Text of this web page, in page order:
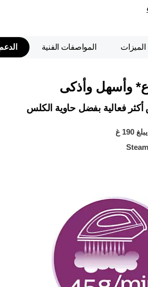
الميزات المواصفات الفنية
وأسهل وأذكى
فعالية بفضل حاوية الكلس